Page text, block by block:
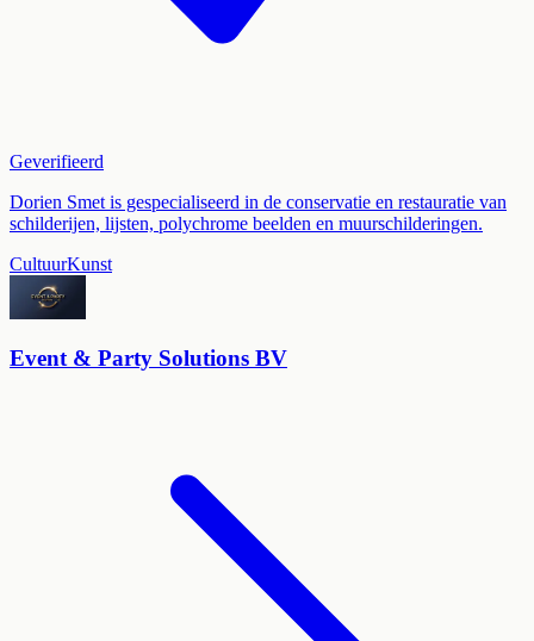
Geverifieerd
Dorien Smet is gespecialiseerd in de conservatie en restauratie van
schilderijen, lijsten, polychrome beelden en muurschilderingen.
CultuurKunst
Event & Party Solutions BV